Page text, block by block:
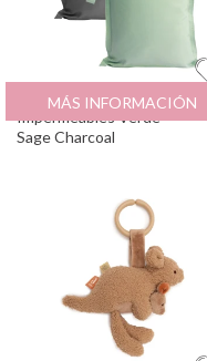
Pack 2 Bolsa
Impermeables Verde
Sage Charcoal
19.9
MÁS INFORMACIÓN